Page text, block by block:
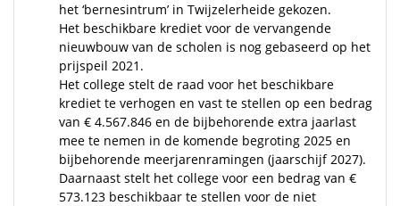
het ‘bernesintrum’ in Twijzelerheide gekozen.
Het beschikbare krediet voor de vervangende
nieuwbouw van de scholen is nog gebaseerd op het
prijspeil 2021.
Het college stelt de raad voor het beschikbare
krediet te verhogen en vast te stellen op een bedrag
van € 4.567.846 en de bijbehorende extra jaarlast
mee te nemen in de komende begroting 2025 en
bijbehorende meerjarenramingen (jaarschijf 2027).
Daarnaast stelt het college voor een bedrag van €
573.123 beschikbaar te stellen voor de niet